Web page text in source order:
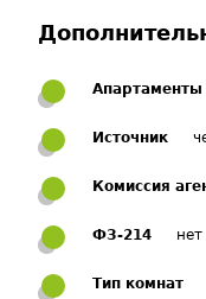
Апартаменты
Источник
Комиссия
ФЗ-214 нет
Тип комнат